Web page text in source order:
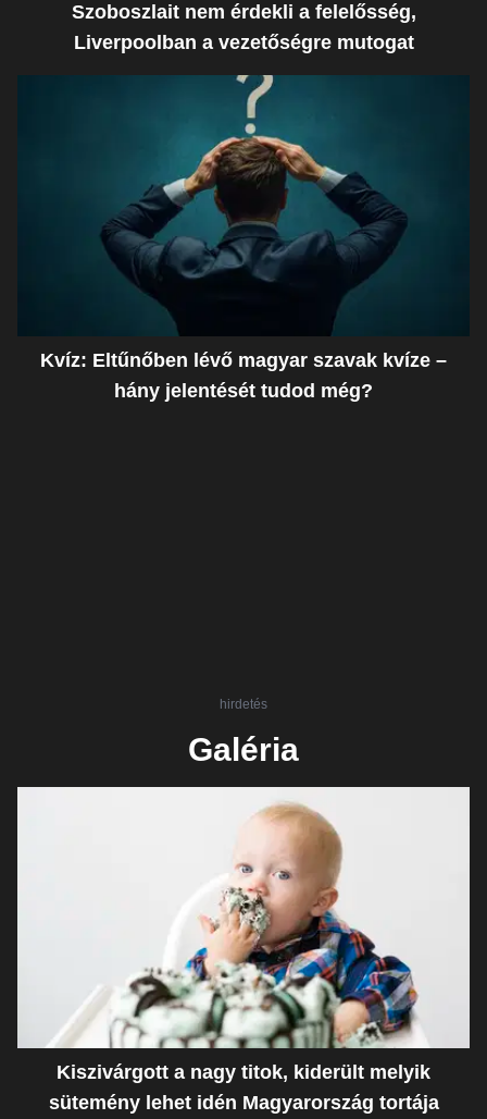
Szoboszlait nem érdekli a felelősség,
Liverpoolban a vezetőségre mutogat
Kvíz: Eltűnőben lévő magyar szavak kvíze –
hány jelentését tudod még?
hirdetés
Galéria
Kiszivárgott a nagy titok, kiderült melyik
sütemény lehet idén Magyarország tortája